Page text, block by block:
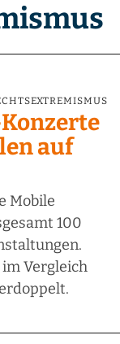
auf
Mobile
100
Vergleich